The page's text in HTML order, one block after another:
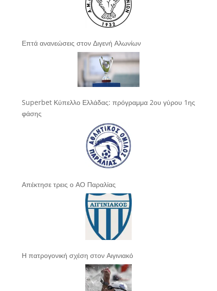
Επτά ανανεώσεις στον Διγενή Αλωνίων
Superbet Κύπελλο Ελλάδας: πρόγραμμα 2ου γύρου 1ης
φάσης
Απέκτησε τρεις ο ΑΟ Παραλίας
Η πατρογονική σχέση στον Αιγινιακό